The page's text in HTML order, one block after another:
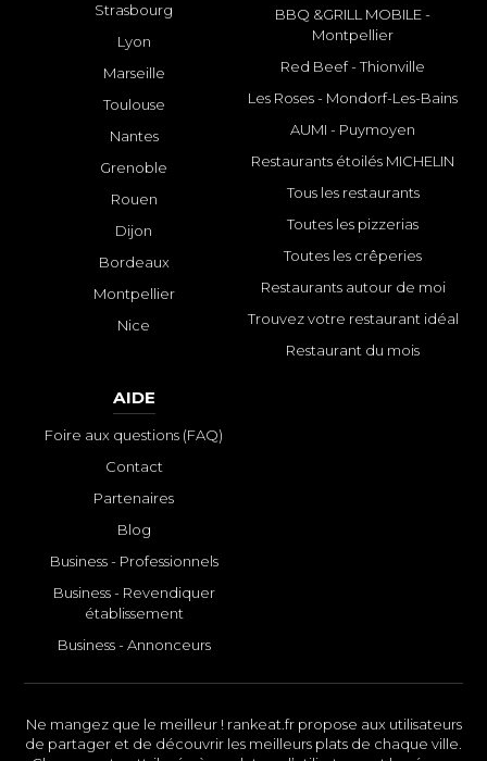
Strasbourg
Lyon
Marseille
Toulouse
Nantes
Grenoble
Rouen
Dijon
Bordeaux
Montpellier
Nice
BBQ &GRILL MOBILE -
Montpellier
Red Beef - Thionville
Les Roses - Mondorf-Les-Bains
AUMI - Puymoyen
Restaurants étoilés MICHELIN
Tous les restaurants
Toutes les pizzerias
Toutes les crêperies
Restaurants autour de moi
Trouvez votre restaurant idéal
Restaurant du mois
AIDE
Foire aux questions (FAQ)
Contact
Partenaires
Blog
Business - Professionnels
Business - Revendiquer
établissement
Business - Annonceurs
Ne mangez que le meilleur ! rankeat.fr propose aux utilisateurs
de partager et de découvrir les meilleurs plats de chaque ville.